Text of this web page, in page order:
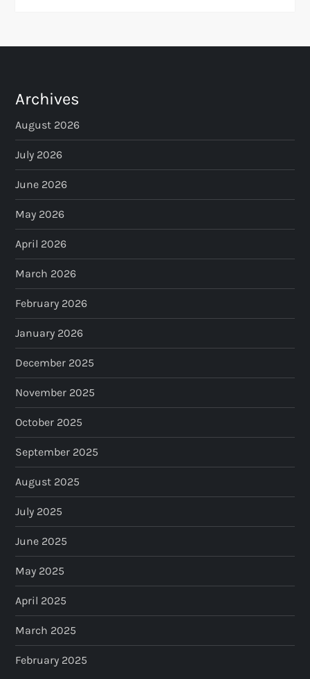
Archives
August 2026
July 2026
June 2026
May 2026
April 2026
March 2026
February 2026
January 2026
December 2025
November 2025
October 2025
September 2025
August 2025
July 2025
June 2025
May 2025
April 2025
March 2025
February 2025